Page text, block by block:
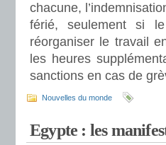
chacune,
férié, seulement si
réorganiser le travail
les heures
sanctions en cas de
Nouvelles du monde
Egypte : les